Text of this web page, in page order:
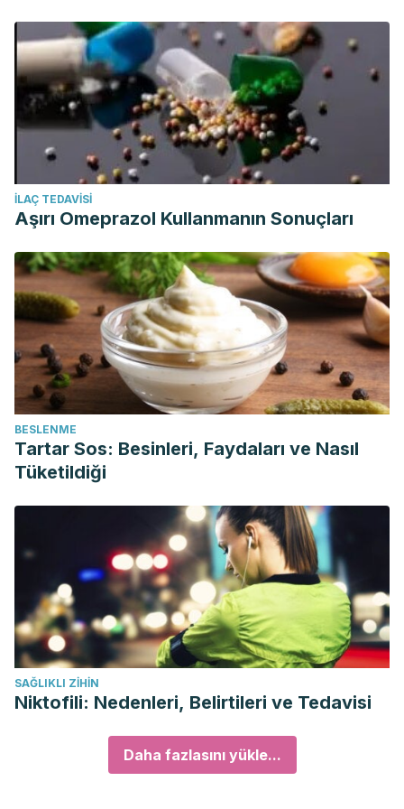
İLAÇ TEDAVISI
Aşırı Omeprazol Kullanmanın Sonuçları
BESLENME
Tartar Sos: Besinleri, Faydaları ve Nasıl
Tüketildiği
SAĞLIKLI ZIHIN
Niktofili: Nedenleri, Belirtileri ve Tedavisi
Daha fazlasını yükle...